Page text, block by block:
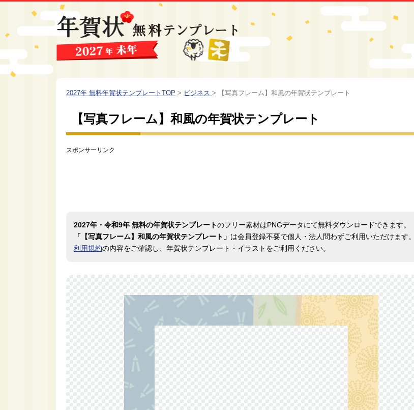
2027年 無料年賀状テンプレートTOP > ビジネス > 【写真フレーム】和風の年賀状テンプレート
【写真フレーム】和風の年賀状テンプレート
スポンサーリンク
2027年・令和9年 無料の年賀状テンプレートのフリー素材はPNGデータにて無料ダウンロードできます。
「【写真フレーム】和風の年賀状テンプレート」 は会員登録不要で個人・法人問わずご利用いただけます。
利用規約の内容をご確認し、年賀状テンプレート・イラストをご利用ください。